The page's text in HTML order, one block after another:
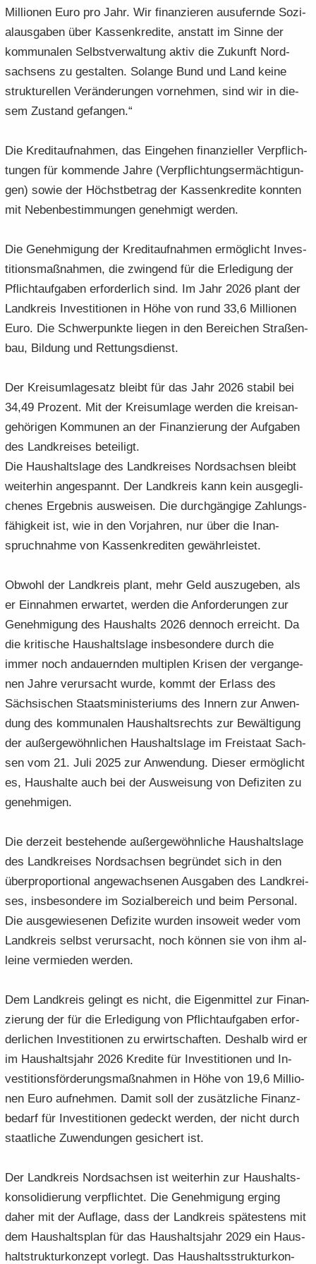
Mil­lio­nen Euro pro Jahr. Wir fi­nan­zie­ren aus­ufern­de So­zi­
al­aus­ga­ben über Kas­sen­kre­di­te, an­statt im Sinne der
kom­mu­na­len Selbst­ver­wal­tung aktiv die Zu­kunft Nord­
sach­sens zu ge­stal­ten. So­lan­ge Bund und Land keine
struk­tu­rel­len Ver­än­de­run­gen vor­neh­men, sind wir in die­
sem Zu­stand ge­fan­gen.“
Die Kre­dit­auf­nah­men, das Ein­ge­hen fi­nan­zi­el­ler Ver­pflich­
tun­gen für kom­men­de Jahre (Ver­pflich­tungs­er­mäch­ti­gun­
gen) sowie der Höchst­be­trag der Kas­sen­kre­di­te konn­ten
mit Ne­ben­be­stim­mun­gen ge­neh­migt wer­den.
Die Ge­neh­mi­gung der Kre­dit­auf­nah­men er­mög­licht In­ves­
ti­ti­ons­maß­nah­men, die zwin­gend für die Er­le­di­gung der
Pflicht­auf­ga­ben er­for­der­lich sind. Im Jahr 2026 plant der
Land­kreis In­ves­ti­tio­nen in Höhe von rund 33,6 Mil­lio­nen
Euro. Die Schwer­punk­te lie­gen in den Be­rei­chen Stra­ßen­
bau, Bil­dung und Ret­tungs­dienst.
Der Kreis­um­la­ge­satz bleibt für das Jahr 2026 sta­bil bei
34,49 Pro­zent. Mit der Kreis­um­la­ge wer­den die kreis­an­
ge­hö­ri­gen Kom­mu­nen an der Fi­nan­zie­rung der Auf­ga­ben
des Land­krei­ses be­tei­ligt.
Die Haus­halts­la­ge des Land­krei­ses Nord­sach­sen bleibt
wei­ter­hin an­ge­spannt. Der Land­kreis kann kein aus­ge­gli­
che­nes Er­geb­nis aus­wei­sen. Die durch­gän­gi­ge Zah­lungs­
fä­hig­keit ist, wie in den Vor­jah­ren, nur über die In­an­
spruch­nah­me von Kas­sen­kre­di­ten ge­währ­leis­tet.
Ob­wohl der Land­kreis plant, mehr Geld aus­zu­ge­ben, als
er Ein­nah­men er­war­tet, wer­den die An­for­de­run­gen zur
Ge­neh­mi­gung des Haus­halts 2026 den­noch er­reicht. Da
die kri­ti­sche Haus­halts­la­ge ins­be­son­de­re durch die
immer noch an­dau­ern­den mul­ti­plen Kri­sen der ver­gan­ge­
nen Jahre ver­ur­sacht wurde, kommt der Er­lass des
Säch­si­schen Staats­mi­nis­te­ri­ums des In­nern zur An­wen­
dung des kom­mu­na­len Haus­halts­rechts zur Be­wäl­ti­gung
der au­ßer­ge­wöhn­li­chen Haus­halts­la­ge im Frei­staat Sach­
sen vom 21. Juli 2025 zur An­wen­dung. Die­ser er­mög­licht
es, Haus­hal­te auch bei der Aus­wei­sung von De­fi­zi­ten zu
ge­neh­mi­gen.
Die der­zeit be­stehen­de au­ßer­ge­wöhn­li­che Haus­halts­la­ge
des Land­krei­ses Nord­sach­sen be­grün­det sich in den
über­pro­por­tio­nal an­ge­wach­se­nen Aus­ga­ben des Land­krei­
ses, ins­be­son­de­re im So­zi­al­be­reich und beim Per­so­nal.
Die aus­ge­wie­se­nen De­fi­zi­te wur­den in­so­weit weder vom
Land­kreis selbst ver­ur­sacht, noch kön­nen sie von ihm al­
lei­ne ver­mie­den wer­den.
Dem Land­kreis ge­lingt es nicht, die Ei­gen­mit­tel zur Fi­nan­
zie­rung der für die Er­le­di­gung von Pflicht­auf­ga­ben er­for­
der­li­chen In­ves­ti­tio­nen zu er­wirt­schaf­ten. Des­halb wird er
im Haus­halts­jahr 2026 Kre­di­te für In­ves­ti­tio­nen und In­
ves­ti­ti­ons­för­de­rungs­maß­nah­men in Höhe von 19,6 Mil­lio­
nen Euro auf­neh­men. Damit soll der zu­sätz­li­che Fi­nanz­
be­darf für In­ves­ti­tio­nen ge­deckt wer­den, der nicht durch
staat­li­che Zu­wen­dun­gen ge­si­chert ist.
Der Land­kreis Nord­sach­sen ist wei­ter­hin zur Haus­halts­
kon­so­li­die­rung ver­pflich­tet. Die Ge­neh­mi­gung er­ging
daher mit der Auf­la­ge, dass der Land­kreis spä­tes­tens mit
dem Haus­halts­plan für das Haus­halts­jahr 2029 ein Haus­
haltstruk­tur­kon­zept vor­legt. Das Haus­halts­struk­tur­kon­